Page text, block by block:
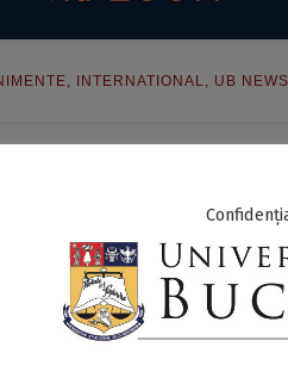
, INTERNATIONAL, UB NEWS
de Limba și Literatura
din cadrul Universității
șiUniversidade Federal do
Internațional
Langage(s),